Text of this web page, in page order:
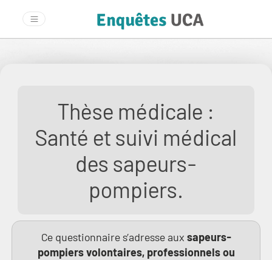
Thèse médicale :
Santé et suivi médical
des sapeurs-
pompiers.
Ce questionnaire s’adresse aux sapeurs-
pompiers volontaires, professionnels ou